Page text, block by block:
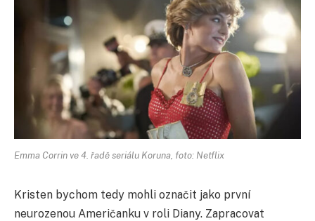
Emma Corrin ve 4. řadě seriálu Koruna, foto: Netflix
Kristen bychom tedy mohli označit jako první
neurozenou Američanku v roli Diany. Zapracovat